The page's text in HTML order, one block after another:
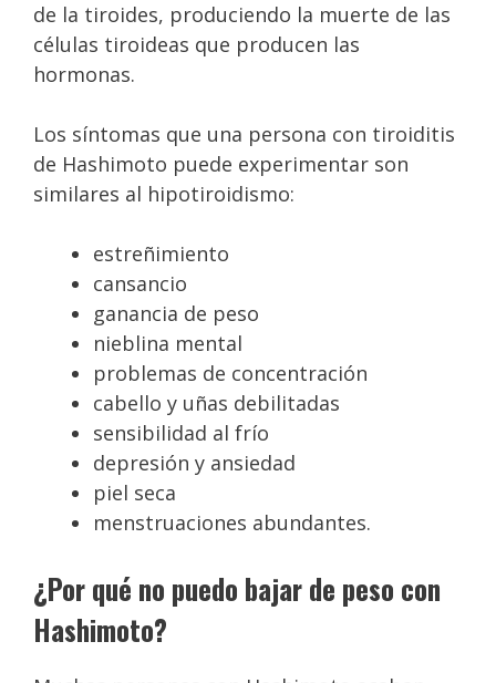
de la tiroides, produciendo la muerte de las
células tiroideas que producen las
hormonas.
Los síntomas que una persona con tiroiditis
de Hashimoto puede experimentar son
similares al hipotiroidismo:
estreñimiento
cansancio
ganancia de peso
nieblina mental
problemas de concentración
cabello y uñas debilitadas
sensibilidad al frío
depresión y ansiedad
piel seca
menstruaciones abundantes.
¿Por qué no puedo bajar de peso con
Hashimoto?